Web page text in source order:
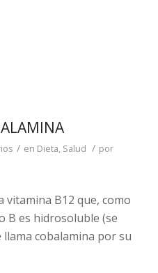
/ en Dieta, Salud / por
vitamina B12 que, como
B es hidrosoluble (se
llama cobalamina por su